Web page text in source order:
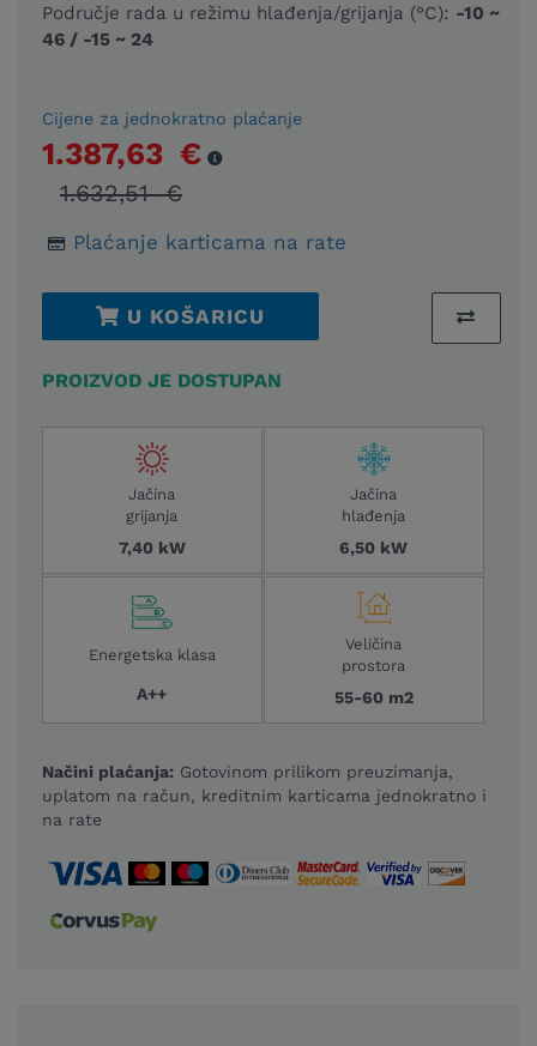
Područje rada u režimu hlađenja/grijanja (°C): -10 ~
46 / -15 ~ 24
Cijene za jednokratno plaćanje
1.387,63 €
1.632,51 €
Plaćanje karticama na rate
U KOŠARICU
PROIZVOD JE DOSTUPAN
Jačina
grijanja
7,40 kW
Jačina
hlađenja
6,50 kW
Energetska klasa
A++
Veličina
prostora
55-60 m2
Načini plaćanja: Gotovinom prilikom preuzimanja,
uplatom na račun, kreditnim karticama jednokratno i
na rate